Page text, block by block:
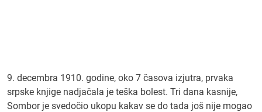
9. decembra 1910. godine, oko 7 časova izjutra, prvaka
srpske knjige nadjačala je teška bolest. Tri dana kasnije,
Sombor je svedočio ukopu kakav se do tada još nije mogao